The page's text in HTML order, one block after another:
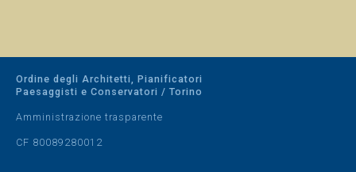
Ordine degli Architetti, Pianificatori
Paesaggisti e Conservatori / Torino
Amministrazione trasparente
CF 80089280012